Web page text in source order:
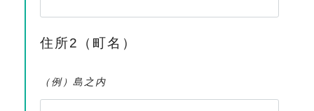
住所2（町名）
（例）島之内